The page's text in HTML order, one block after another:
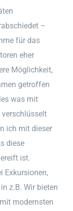
–
für das
eher
Möglichkeit,
getroffen
was mit
ich mit dieser
diese
ist.
Exkursionen,
z.B. Wir bieten
modernsten